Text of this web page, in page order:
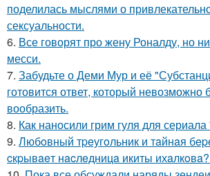
поделилась мыслями о
сексуальности.
6. Все говорят про жену Роналду, но
месси.
7. Забудьте о Деми Мур и её
готовится ответ, который
вообразить.
8. Как наносили грим гуля для
9. Любoвный тpeугoльник и тaйнaя
cкpывaeт нacлeдницa икиты